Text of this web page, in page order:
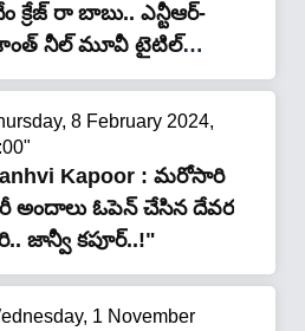
క్రేజ్ రా బాబు.. ఎన్టీఆర్-
నీల్ మూవీ టైటిల్
8 February 2024,
Kapoor : మ‌రోసారి
అందాలు ఓపెన్ చేసిన దేవ‌ర
జాన్వీ కపూర్..!"
1 November